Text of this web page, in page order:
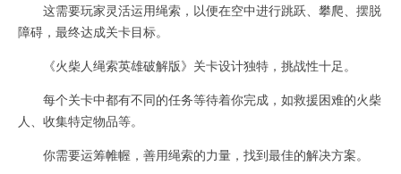
这需要玩家灵活运用绳索，以便在空中进行跳跃、攀爬、摆脱
障碍，最终达成关卡目标。
《火柴人绳索英雄破解版》关卡设计独特，挑战性十足。
每个关卡中都有不同的任务等待着你完成，如救援困难的火柴
人、收集特定物品等。
你需要运筹帷幄，善用绳索的力量，找到最佳的解决方案。